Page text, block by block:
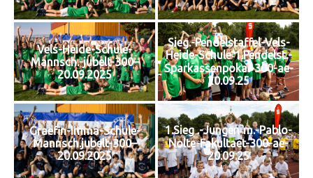
Vels-Heide-Schule-
Mannsch.-jubelt-300–
20.09.2025
Sieg.-Pendelstaffel-Vels-
Heide-Schule‑1.Pendelst.-
Sparkassenpokal-300-ae-
20.09.25
Graefin-Imma-Schule-
Mannsch.jubelt-300–
20.09.2025
1.Sieg .-Jungen‑m.-Pablo-
Nolte-Fakultaet-300-ae-
20.09.25